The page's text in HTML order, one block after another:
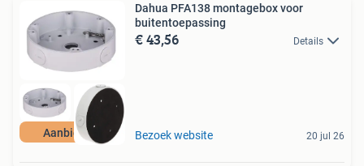
Aanbieding
Dahua PFA138 montagebox voor
buitentoepassing
€ 43,56 Details
Bezoek website 20 jul 26